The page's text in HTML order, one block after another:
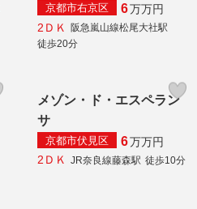
京都市右京区 6万万円
2ＤＫ
阪急嵐山線松尾大社駅
徒歩20分
メゾン・ド・エスペラン
サ
京都市伏見区 6万万円
2ＤＫ JR奈良線藤森駅 徒歩10分